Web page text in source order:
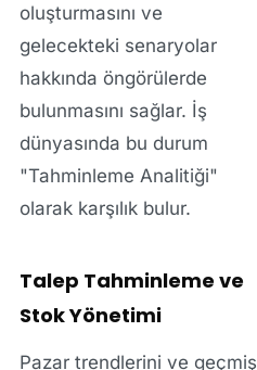
oluşturmasını ve
gelecekteki senaryolar
hakkında öngörülerde
bulunmasını sağlar. İş
dünyasında bu durum
"Tahminleme Analitiği"
olarak karşılık bulur.
Talep Tahminleme ve
Stok Yönetimi
Pazar trendlerini ve geçmiş